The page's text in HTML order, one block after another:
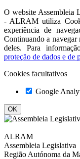
O website Assembleia
- ALRAM utiliza
experiência de
Continuando a
deles. Para
proteção de dados e de
Cookies facultativos
Google
ALRAM
Assembleia Legislativa
Região Autónoma da